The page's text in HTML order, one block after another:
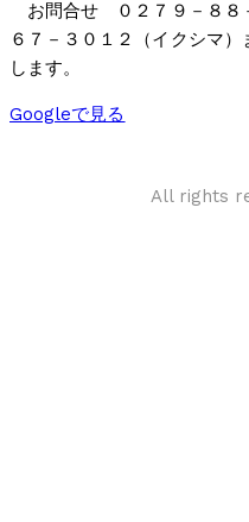
お問合せ ０２７９－８８
６７－３０１２（イクシマ
します。
Googleで見る
All rights